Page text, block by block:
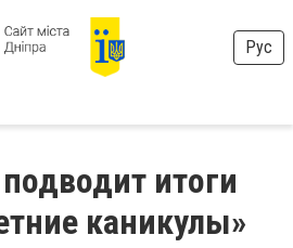
Рус
итоги
каникулы»